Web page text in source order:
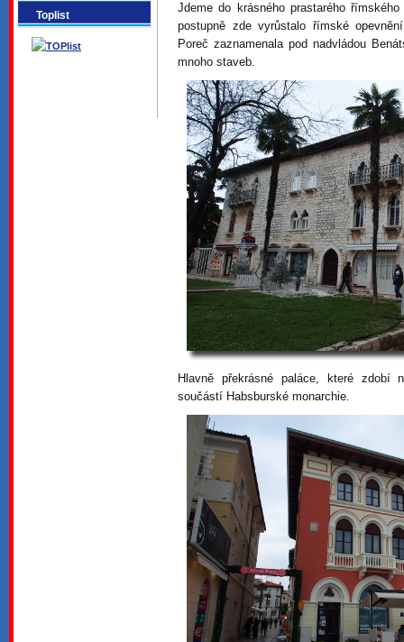
Toplist
Jdeme do krásného prastarého
postupně zde vyrůstalo římské
Poreč zaznamenala pod nadvládou
mnoho staveb.
Hlavně překrásné paláce, které
součástí Habsburské monarchie.